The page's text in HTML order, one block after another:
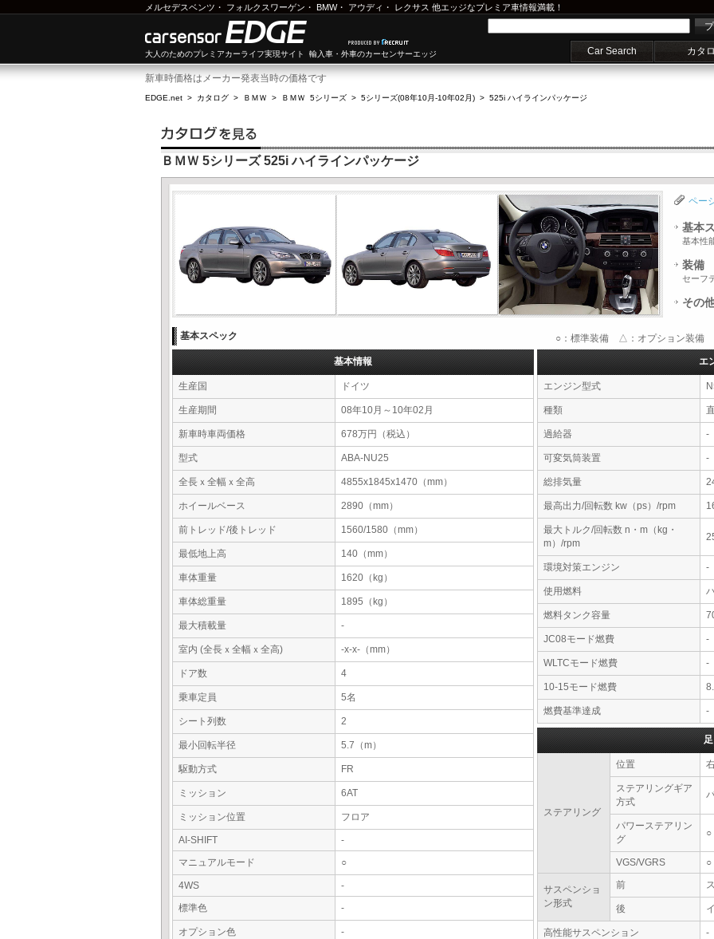
メルセデスベンツ ・ フォルクスワーゲン ・ BMW・ アウディ ・ レクサス 他エッジなプレミア車情報満載！
大人のためのプレミアカーライフ実現サイト 輸入車・外車のカーセンサーエッジ Car Search カタ
新車時価格はメーカー発表当時の価格です
EDGE.net > カタログ > ＢＭＷ > ＢＭＷ 5シリーズ > 5シリーズ(08年10月-10年02月) > 525i ハイラインパッケージ
ＢＭＷ 5シリーズ 525i ハイラインパッケージ
ペー
基本
基本性
装備
セーフ
その
基本スペック ○：標準装備 △：オプション装備 -
基本情報
生産国 ドイツ
生産期間 08年10月～10年02月
新車時車両価格 678万円（税込）
型式 ABA-NU25
全長ｘ全幅ｘ全高 4855x1845x1470（mm）
ホイールベース 2890（mm）
前トレッド/後トレッド 1560/1580（mm）
最低地上高 140（mm）
車体重量 1620（kg）
車体総重量 1895（kg）
最大積載量 -
室内 (全長ｘ全幅ｘ全高) -x-x-（mm）
ドア数 4
乗車定員 5名
シート列数 2
最小回転半径 5.7（m）
駆動方式 FR
ミッション 6AT
ミッション位置 フロア
AI-SHIFT
-
マニュアルモード
○
4WS
-
標準色
-
オプション色 -
エ
エンジン型式
種類
過給器 -
可変気筒装置 -
総排気量
最高出力/回転数 kw（ps）/rpm
最大トルク/回転数 n・m（kg・
m）/rpm
環境対策エンジン -
使用燃料
燃料タンク容量
JC08モード燃費 -
WLTCモード燃費 -
10-15モード燃費
燃費基準達成 -
ステアリング
位置
ステアリングギア
方式
パワーステアリン
グ
○
VGS/VGRS ○
サスペンショ
ン形式
前
後
高性能サスペンション -